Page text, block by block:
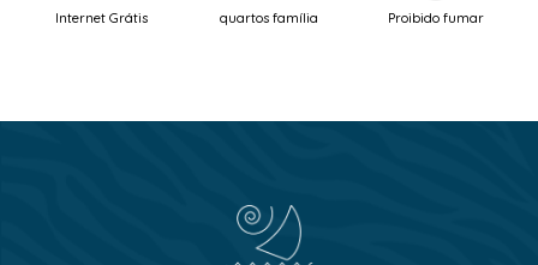
Internet Grátis quartos família Proibido fumar